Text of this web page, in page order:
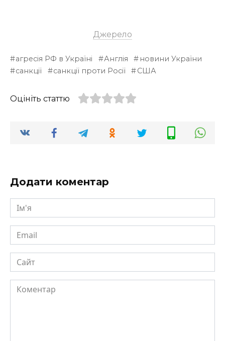
Джерело
агресія РФ в Україні Англія
новини України
санкції
санкції проти Росії США
Оцініть статтю
Додати коментар
Ім'я
Email
Сайт
Коментар